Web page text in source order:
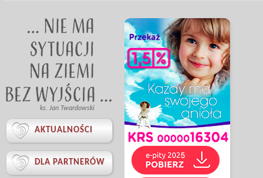
ks. Jan Twardowski
 AKTUALNOŚCI
 DLA PARTNERÓW